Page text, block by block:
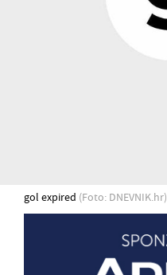
gol expired (Foto: DNEVNIK.hr)